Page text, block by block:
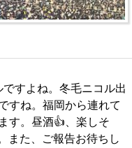
すよね。冬毛ニコル出
すね。福岡から連れて
す。昼酒👍、楽しそ
また、ご報告お待ちし